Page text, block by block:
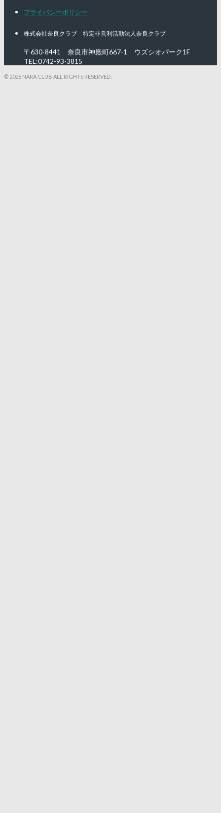
プライバシーポリシー
株式会社奈良クラブ 特定非営利活動法人奈良クラブ
〒630-8441 奈良市神殿町667-1 ウズシオパーク1F
TEL:0742-93-3815
© 2026 NARA CLUB ALL RIGHTS RESERVED.